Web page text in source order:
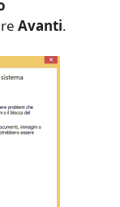
Avanti.